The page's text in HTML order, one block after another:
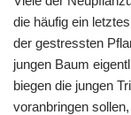
die häufig ein
der gestressten
jungen Baum
biegen die jungen
voranbringen